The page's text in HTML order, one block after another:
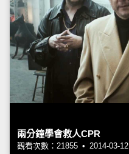
兩分鐘學會救人CPR
觀看次數：21855 • 2014-03-12